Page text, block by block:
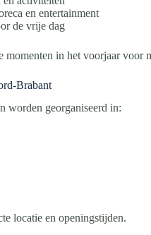
en entertainment
de vrije dag
momenten in het voorjaar voor
Brabant
worden georganiseerd in:
locatie en openingstijden.